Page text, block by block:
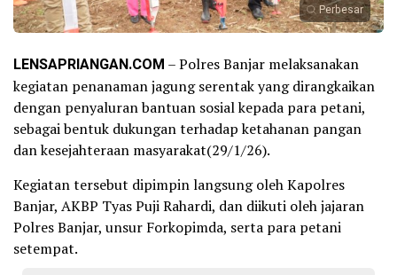
Perbesar
LENSAPRIANGAN.COM – Polres Banjar melaksanakan
kegiatan penanaman jagung serentak yang dirangkaikan
dengan penyaluran bantuan sosial kepada para petani,
sebagai bentuk dukungan terhadap ketahanan pangan
dan kesejahteraan masyarakat(29/1/26).
Kegiatan tersebut dipimpin langsung oleh Kapolres
Banjar, AKBP Tyas Puji Rahardi, dan diikuti oleh jajaran
Polres Banjar, unsur Forkopimda, serta para petani
setempat.